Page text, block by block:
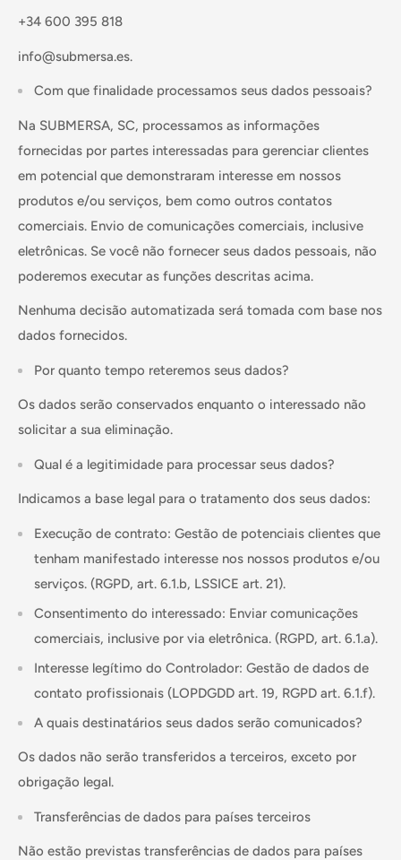
+34 600 395 818
info@submersa.es.
Com que finalidade processamos seus dados pessoais?
Na SUBMERSA, SC, processamos as informações
fornecidas por partes interessadas para gerenciar clientes
em potencial que demonstraram interesse em nossos
produtos e/ou serviços, bem como outros contatos
comerciais. Envio de comunicações comerciais, inclusive
eletrônicas. Se você não fornecer seus dados pessoais, não
poderemos executar as funções descritas acima.
Nenhuma decisão automatizada será tomada com base nos
dados fornecidos.
Por quanto tempo reteremos seus dados?
Os dados serão conservados enquanto o interessado não
solicitar a sua eliminação.
Qual é a legitimidade para processar seus dados?
Indicamos a base legal para o tratamento dos seus dados:
Execução de contrato: Gestão de potenciais clientes que
tenham manifestado interesse nos nossos produtos e/ou
serviços. (RGPD, art. 6.1.b, LSSICE art. 21).
Consentimento do interessado: Enviar comunicações
comerciais, inclusive por via eletrônica. (RGPD, art. 6.1.a).
Interesse legítimo do Controlador: Gestão de dados de
contato profissionais (LOPDGDD art. 19, RGPD art. 6.1.f).
A quais destinatários seus dados serão comunicados?
Os dados não serão transferidos a terceiros, exceto por
obrigação legal.
Transferências de dados para países terceiros
Não estão previstas transferências de dados para países